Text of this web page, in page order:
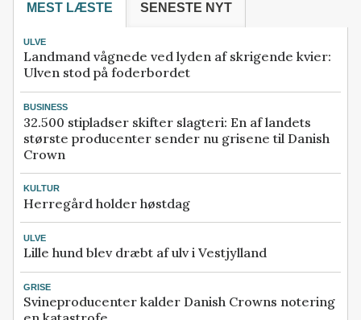
MEST LÆSTE SENESTE NYT
ULVE
Landmand vågnede ved lyden af skrigende kvier:
Ulven stod på foderbordet
BUSINESS
32.500 stipladser skifter slagteri: En af landets
største producenter sender nu grisene til Danish
Crown
KULTUR
Herregård holder høstdag
ULVE
Lille hund blev dræbt af ulv i Vestjylland
GRISE
Svineproducenter kalder Danish Crowns notering